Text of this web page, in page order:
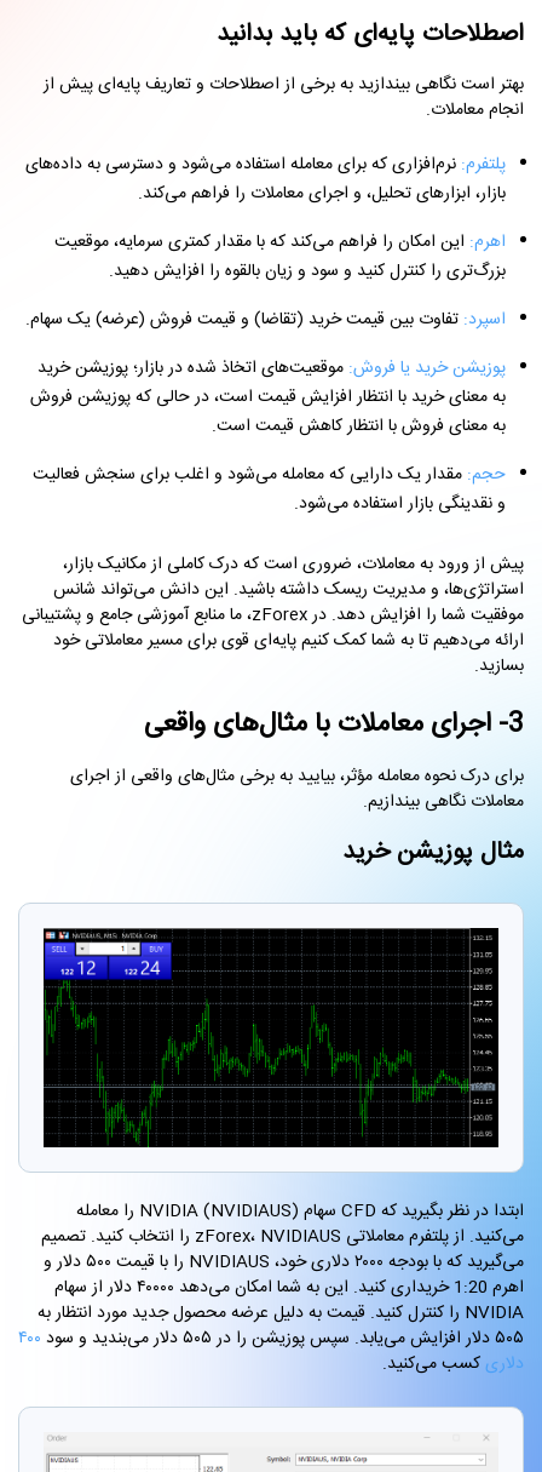
اصطلاحات پایه‌ای که باید بدانید
بهتر استنگاهی بیندازید به برخی از اصطلاحات و تعاریف پایه‌ای پیش از
انجام معاملات.
پلتفرم: نرم‌افزاری که برای معامله استفاده می‌شود و دسترسی به داده‌های
بازار، ابزارهای تحلیل، و اجرای معاملات را فراهم می‌کند.
اهرم: این امکان را فراهم می‌کند که با مقدار کمتری سرمایه، موقعیت
بزرگ‌تری را کنترل کنید و سود و زیان بالقوه را افزایش دهید.
اسپرد: تفاوت بین قیمت خرید (تقاضا) و قیمت فروش (عرضه) یک سهام.
پوزیشن خرید یا فروش: موقعیت‌های اتخاذ شده در بازار؛ پوزیشن خرید
به معنای خرید با انتظار افزایش قیمت است، در حالی که پوزیشن فروش
به معنای فروش با انتظار کاهش قیمت است.
حجم: مقدار یک دارایی که معامله می‌شود و اغلب برای سنجش فعالیت
و نقدینگی بازار استفاده می‌شود.
پیش از ورود به معاملات، ضروری است که درک کاملی از مکانیک بازار،
استراتژی‌ها، و مدیریت ریسک داشته باشید. این دانش می‌تواند شانس
موفقیت شما را افزایش دهد. در zForex، ما منابع آموزشی جامع و پشتیبانی
ارائه می‌دهیم تا به شما کمک کنیم پایه‌ای قوی برای مسیر معاملاتی خود
بسازید.
3- اجرای معاملات با مثال‌های واقعی
برای درک نحوه معامله مؤثر، بیایید به برخی مثال‌های واقعی از اجرای
معاملات نگاهی بیندازیم.
مثال پوزیشن خرید
ابتدا در نظر بگیرید که CFD سهام NVIDIA (NVIDIAUS) را معامله
می‌کنید. از پلتفرم معاملاتی zForex، NVIDIAUS را انتخاب کنید. تصمیم
می‌گیرید که با بودجه ۲۰۰۰ دلاری خود، NVIDIAUS را با قیمت ۵۰۰ دلار و
اهرم 1:20 خریداری کنید. این به شما امکان می‌دهد ۴۰۰۰۰ دلار از سهام
NVIDIA را کنترل کنید. قیمت به دلیل عرضه محصول جدید مورد انتظار به
۵۰۵ دلار افزایش می‌یابد. سپس پوزیشن را در ۵۰۵ دلار می‌بندید و سود
۴۰۰
دلاریکسب می‌کنید.